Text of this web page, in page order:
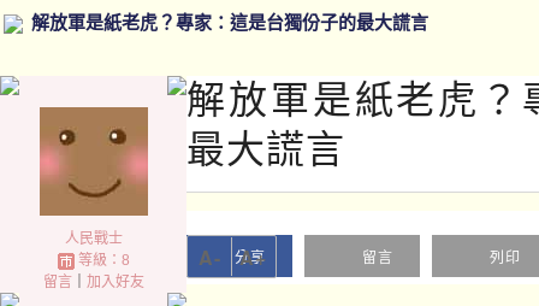
解放軍是紙老虎？專家：這是台獨份子的最大謊言
人民戰士
等級：8
留言｜ 加入好友
解放軍是紙老虎？
最大謊言
分享 留言 列印
A- A+